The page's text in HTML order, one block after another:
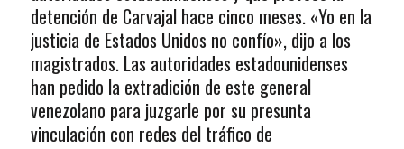
detención de Carvajal hace cinco meses. «Yo en la
justicia de Estados Unidos no confío», dijo a los
magistrados. Las autoridades estadounidenses
han pedido la extradición de este general
venezolano para juzgarle por su presunta
vinculación con redes del tráfico de